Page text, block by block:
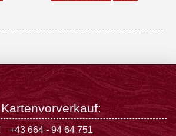
Kartenvorverkauf:
+43 664 - 94 64 751